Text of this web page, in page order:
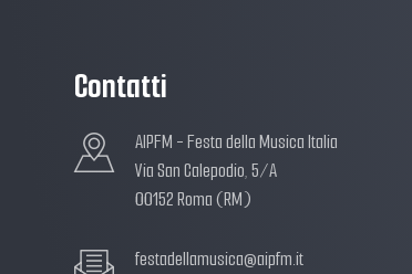
Contatti
AIPFM - Festa della Musica Italia
Via San Calepodio, 5/A
00152 Roma (RM)
festadellamusica@aipfm.it